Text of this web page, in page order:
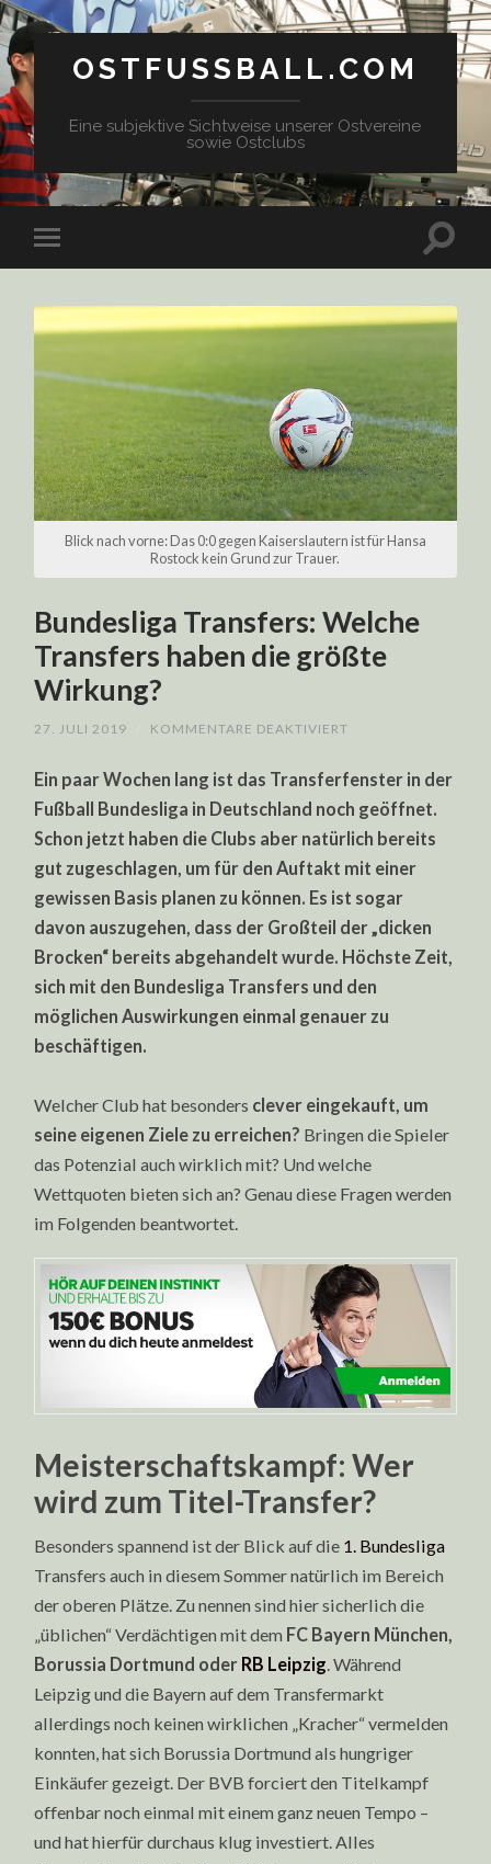
OSTFUSSBALL.COM
Eine subjektive Sichtweise unserer Ostvereine
sowie Ostclubs
Blick nach vorne: Das 0:0 gegen Kaiserslautern ist für Hansa
Rostock kein Grund zur Trauer.
Bundesliga Transfers: Welche
Transfers haben die größte
Wirkung?
27. JULI 2019 KOMMENTARE DEAKTIVIERT
WELCHE
HABEN
GRÖSSTE W
IRKUNG?
Ein paar Wochen lang ist das Transferfenster in der
Fußball Bundesliga in Deutschland noch geöffnet.
Schon jetzt haben die Clubs aber natürlich bereits
gut zugeschlagen, um für den Auftakt mit einer
gewissen Basis planen zu können. Es ist sogar
davon auszugehen, dass der Großteil der „dicken
Brocken“ bereits abgehandelt wurde. Höchste Zeit,
sich mit den Bundesliga Transfers und den
möglichen Auswirkungen einmal genauer zu
beschäftigen.
Welcher Club hat besonders clever eingekauft, um
seine eigenen Ziele zu erreichen? Bringen die Spieler
das Potenzial auch wirklich mit? Und welche
Wettquoten bieten sich an? Genau diese Fragen werden
im Folgenden beantwortet.
Meisterschaftskampf: Wer
wird zum Titel-Transfer?
Besonders spannend ist der Blick auf die 1. Bundesliga
Transfers auch in diesem Sommer natürlich im Bereich
der oberen Plätze. Zu nennen sind hier sicherlich die
„üblichen“ Verdächtigen mit dem FC Bayern München,
Borussia Dortmund oder RB Leipzig . Während
Leipzig und die Bayern auf dem Transfermarkt
allerdings noch keinen wirklichen „Kracher“ vermelden
konnten, hat sich Borussia Dortmund als hungriger
Einkäufer gezeigt. Der BVB forciert den Titelkampf
offenbar noch einmal mit einem ganz neuen Tempo –
und hat hierfür durchaus klug investiert. Alles